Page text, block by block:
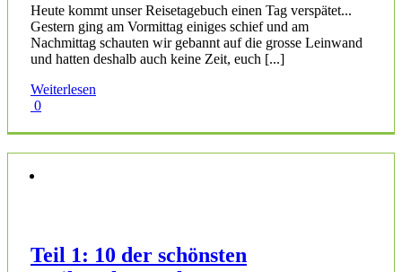
Heute kommt unser Reisetagebuch einen Tag verspätet...
Gestern ging am Vormittag einiges schief und am
Nachmittag schauten wir gebannt auf die grosse Leinwand
und hatten deshalb auch keine Zeit, euch [...]
Weiterlesen
0
Teil 1: 10 der schönsten